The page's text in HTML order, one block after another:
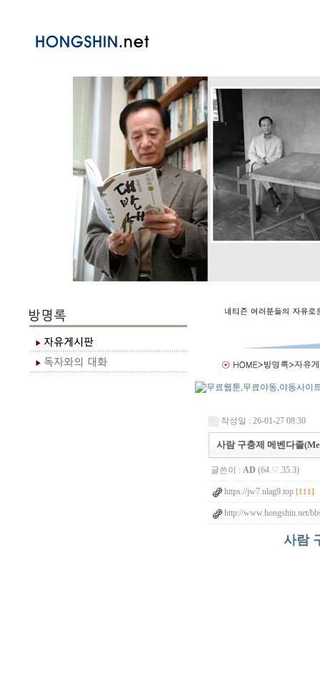
작성일 : 26-01-27 08:30
사람 구충제 메벤다졸
글쓴이 : AD (64.♡.35.3)
https://jw7.ulag9.top [111]
http://www.hongshin.net/
사람